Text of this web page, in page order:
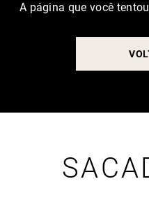
A página que você